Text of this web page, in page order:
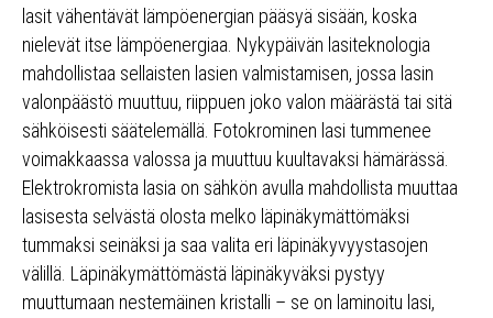
lasit vähentävät lämpöenergian pääsyä sisään, koska
nielevät itse lämpöenergiaa. Nykypäivän lasiteknologia
mahdollistaa sellaisten lasien valmistamisen, jossa lasin
valonpäästö muuttuu, riippuen joko valon määrästä tai sitä
sähköisesti säätelemällä. Fotokrominen lasi tummenee
voimakkaassa valossa ja muuttuu kuultavaksi hämärässä.
Elektrokromista lasia on sähkön avulla mahdollista muuttaa
lasisesta selvästä olosta melko läpinäkymättömäksi
tummaksi seinäksi ja saa valita eri läpinäkyvyystasojen
välillä. Läpinäkymättömästä läpinäkyväksi pystyy
muuttumaan nestemäinen kristalli – se on laminoitu lasi,